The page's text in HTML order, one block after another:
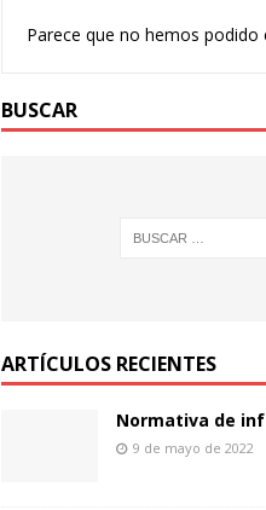
Parece que no hemos podido
BUSCAR
ARTÍCULOS RECIENTES
Normativa de
9 de mayo de 2022